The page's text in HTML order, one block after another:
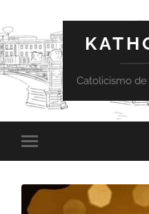
Catolicismo
Toggle
mobile